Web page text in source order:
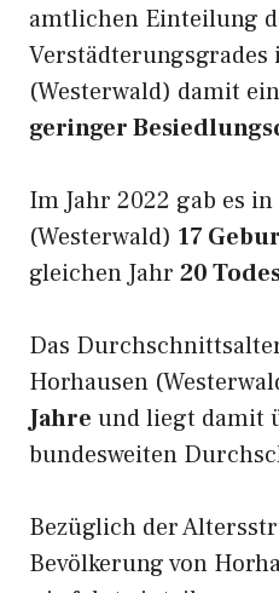
amtlichen Einteilung
Verstädterungsgrades
(Westerwald) damit
geringer
Im Jahr 2022 gab es
(Westerwald) 17
gleichen Jahr 20
Das
Horhausen
Jahre und liegt damit
bundesweiten
Bezüglich der
Bevölkerung von